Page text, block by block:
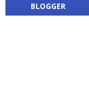
BLOGGER